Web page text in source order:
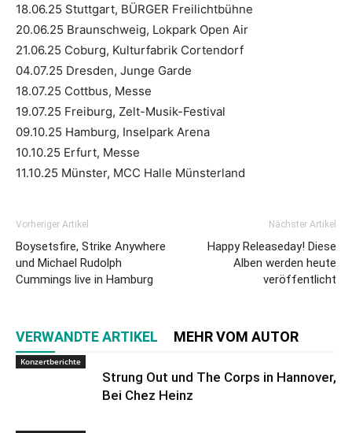
18.06.25 Stuttgart, BÜRGER Freilichtbühne
20.06.25 Braunschweig, Lokpark Open Air
21.06.25 Coburg, Kulturfabrik Cortendorf
04.07.25 Dresden, Junge Garde
18.07.25 Cottbus, Messe
19.07.25 Freiburg, Zelt-Musik-Festival
09.10.25 Hamburg, Inselpark Arena
10.10.25 Erfurt, Messe
11.10.25 Münster, MCC Halle Münsterland
Vorheriger Artikel
Boysetsfire, Strike Anywhere
und Michael Rudolph
Cummings live in Hamburg
Nächster Artikel
Happy Releaseday! Diese
Alben werden heute
veröffentlicht
VERWANDTE ARTIKEL MEHR VOM AUTOR
Konzertberichte
Strung Out und The Corps in Hannover,
Bei Chez Heinz